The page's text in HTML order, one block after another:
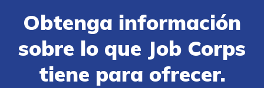
Obtenga información
sobre lo que Job Corps
tiene para ofrecer.